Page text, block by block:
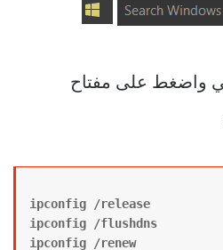
ipconfig /release
ipconfig /renew